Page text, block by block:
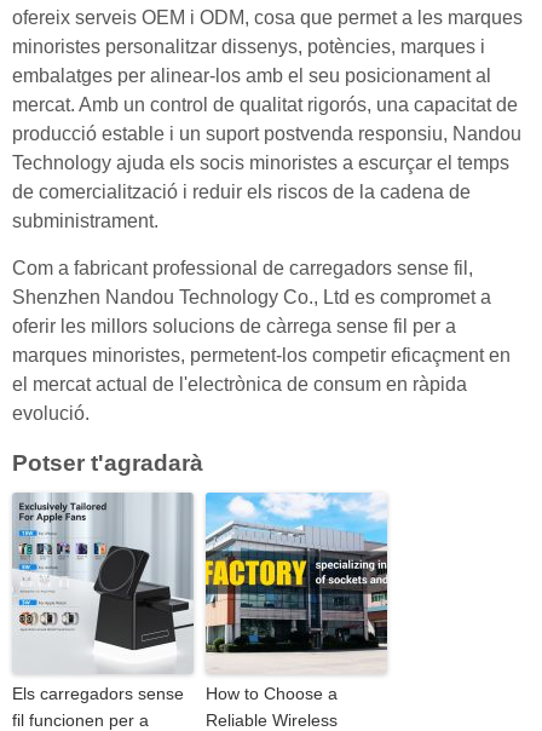
ofereix serveis OEM i ODM, cosa que permet a les marques
minoristes personalitzar dissenys, potències, marques i
embalatges per alinear-los amb el seu posicionament al
mercat. Amb un control de qualitat rigorós, una capacitat de
producció estable i un suport postvenda responsiu, Nandou
Technology ajuda els socis minoristes a escurçar el temps
de comercialització i reduir els riscos de la cadena de
subministrament.
Com a fabricant professional de carregadors sense fil,
Shenzhen Nandou Technology Co., Ltd es compromet a
oferir les millors solucions de càrrega sense fil per a
marques minoristes, permetent-los competir eficaçment en
el mercat actual de l'electrònica de consum en ràpida
evolució.
Potser t'agradarà
Els carregadors sense
fil funcionen per a
How to Choose a
Reliable Wireless